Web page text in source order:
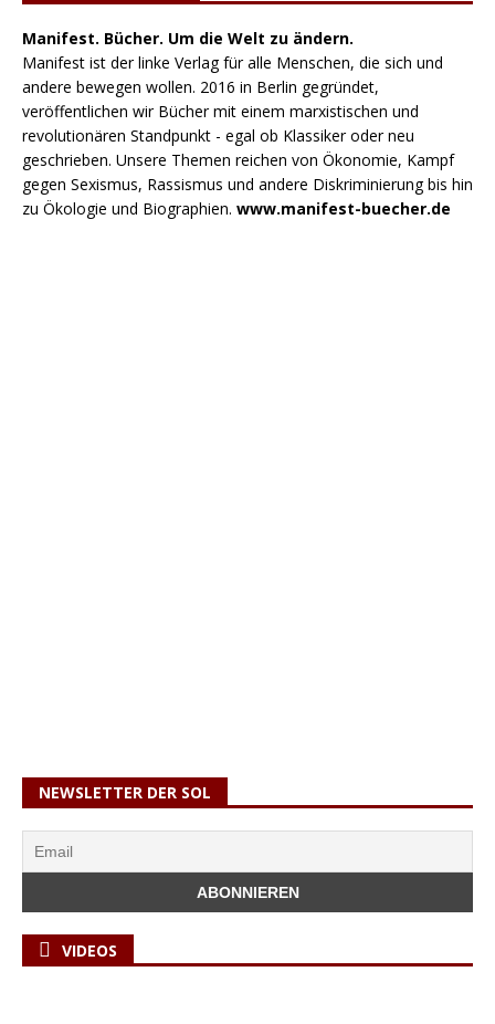
Manifest. Bücher. Um die Welt zu ändern.
Manifest ist der linke Verlag für alle Menschen, die sich und
andere bewegen wollen. 2016 in Berlin gegründet,
veröffentlichen wir Bücher mit einem marxistischen und
revolutionären Standpunkt - egal ob Klassiker oder neu
geschrieben. Unsere Themen reichen von Ökonomie, Kampf
gegen Sexismus, Rassismus und andere Diskriminierung bis hin
zu Ökologie und Biographien. www.manifest-buecher.de
NEWSLETTER DER SOL
VIDEOS